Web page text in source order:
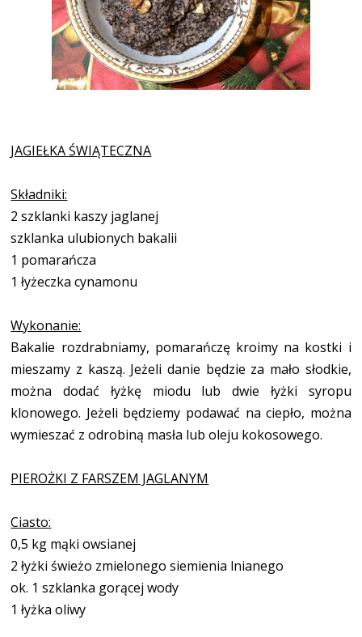
JAGIEŁKA ŚWIĄTECZNA
Składniki:
2 szklanki kaszy jaglanej
szklanka ulubionych bakalii
1 pomarańcza
1 łyżeczka cynamonu
Wykonanie:
Bakalie rozdrabniamy, pomarańczę kroimy na kostki i
mieszamy z kaszą. Jeżeli danie będzie za mało słodkie,
można dodać łyżkę miodu lub dwie łyżki syropu
klonowego. Jeżeli będziemy podawać na ciepło, można
wymieszać z odrobiną masła lub oleju kokosowego.
PIEROŻKI Z FARSZEM JAGLANYM
Ciasto:
0,5 kg mąki owsianej
2 łyżki świeżo zmielonego siemienia lnianego
ok. 1 szklanka gorącej wody
1 łyżka oliwy